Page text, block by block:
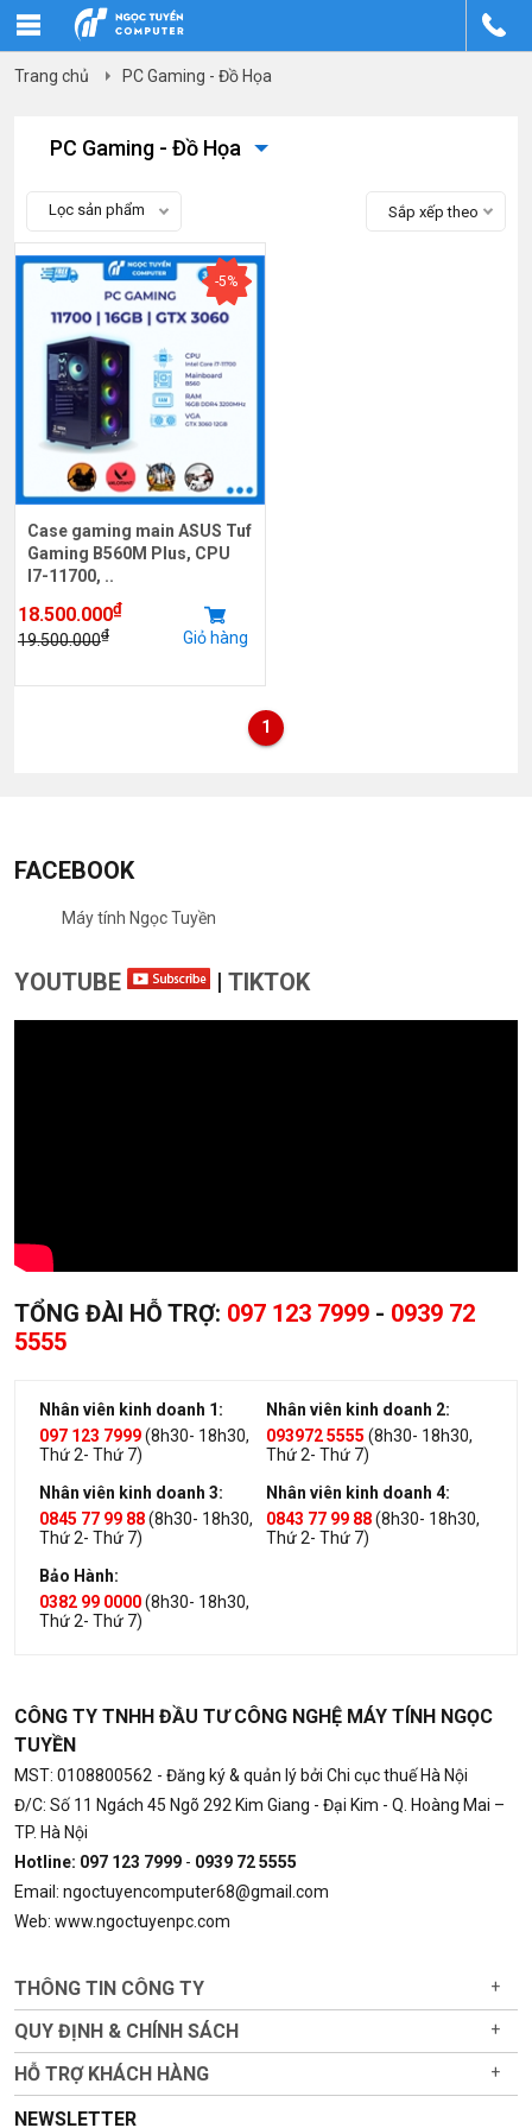
Trang chủ PC Gaming - Đồ Họa
PC Gaming - Đồ Họa
Lọc sản phẩm Sắp xếp theo
-5%
Case gaming main ASUS Tuf
Gaming B560M Plus, CPU
I7-11700, ..
18.500.000₫
19.500.000₫ Giỏ hàng
1
FACEBOOK
Máy tính Ngọc Tuyền
YOUTUBE | TIKTOK
TỔNG ĐÀI HỖ TRỢ: 097 123 7999 - 0939 72
5555
Nhân viên kinh doanh 1:
097 123 7999(8h30- 18h30,
Thứ 2- Thứ 7)
Nhân viên kinh doanh 2:
093972 5555 (8h30- 18h30,
Thứ 2- Thứ 7)
Nhân viên kinh doanh 3:
0845 77 99 88(8h30- 18h30,
Thứ 2- Thứ 7)
Nhân viên kinh doanh 4:
0843 77 99 88(8h30- 18h30,
Thứ 2- Thứ 7)
Bảo Hành:
0382 99 0000(8h30- 18h30,
Thứ 2- Thứ 7)
CÔNG TY TNHH ĐẦU TƯ CÔNG NGHỆ MÁY TÍNH NGỌC
TUYỀN
MST: 0108800562 - Đăng ký & quản lý bởi Chi cục thuế Hà Nội
Đ/C: Số 11 Ngách 45 Ngõ 292 Kim Giang - Đại Kim - Q. Hoàng Mai –
TP. Hà Nội
Hotline: 097 123 7999 - 0939 72 5555
Email: ngoctuyencomputer68@gmail.com
Web: www.ngoctuyenpc.com
THÔNG TIN CÔNG TY +
QUY ĐỊNH & CHÍNH SÁCH +
HỖ TRỢ KHÁCH HÀNG +
NEWSLETTER